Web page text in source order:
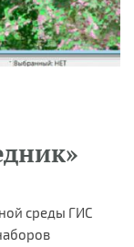
среды ГИС